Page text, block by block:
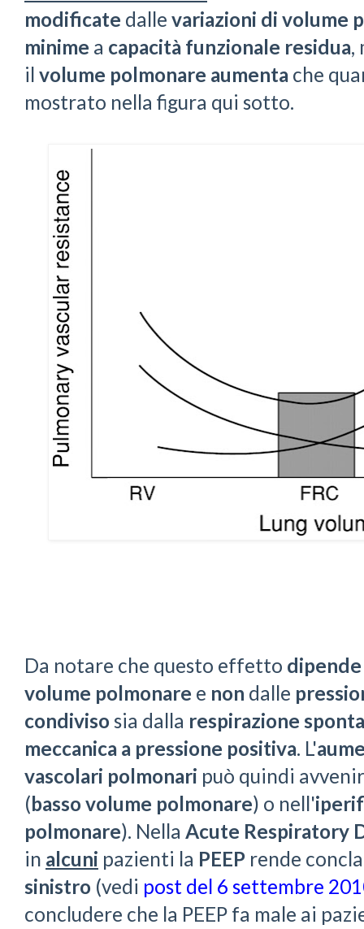
modificate dalle variazioni di volume
minime a capacità funzionale residua,
il volume polmonare aumenta che
mostrato nella figura qui sotto.
Da notare che questo effetto dipende
volume polmonare e non dalle
condiviso sia dalla respirazione
meccanica a pressione positiva. L'
vascolari polmonari può quindi
(basso volume polmonare) o nell'
polmonare). Nella Acute Respiratory
in alcuni pazienti la PEEP rende
sinistro (vedi post del 6 settembre
concludere che la PEEP fa male ai